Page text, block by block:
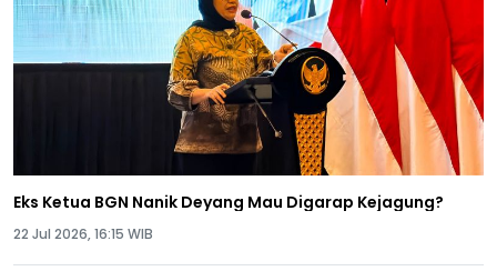
Eks Ketua BGN Nanik Deyang Mau Digarap Kejagung?
22 Jul 2026, 16:15 WIB